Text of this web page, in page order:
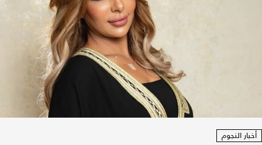
أخبار النجوم